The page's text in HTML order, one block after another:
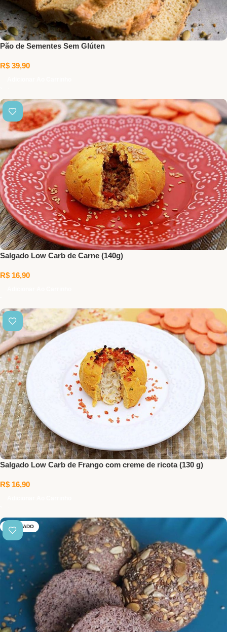
Pão de Sementes Sem Glúten
R$ 39,90
Salgado Low Carb de Carne (140g)
R$ 16,90
Salgado Low Carb de Frango com creme de ricota (130 g)
R$ 16,90
ESGOTADO